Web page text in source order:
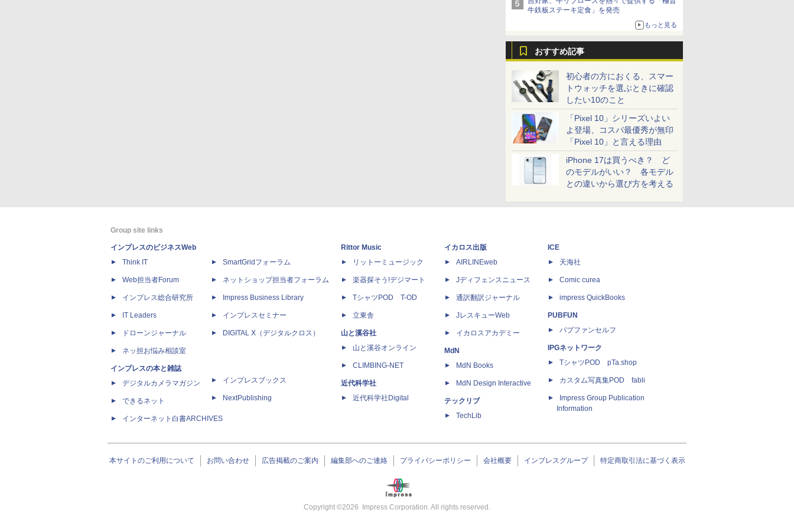
牛鉄板ステーキ定食」を発売
もっと見る
おすすめ記事
初心者の方におくる、スマー
トウォッチを選ぶときに確認
したい10のこと
「Pixel 10」シリーズいよい
よ登場、コスパ最優秀が無印
「Pixel 10」と言える理由
iPhone 17は買うべき？ ど
のモデルがいい？ 各モデル
との違いから選び方を考える
Group site links
インプレスのビジネスWeb
Think IT
Web担当者Forum
インプレス総合研究所
IT Leaders
ドローンジャーナル
ネッ担お悩み相談室
インプレスの本と雑誌
デジタルカメラマガジン
できるネット
インターネット白書ARCHIVES
SmartGridフォーラム
ネットショップ担当者フォーラム
Impress Business Library
インプレスセミナー
DIGITAL X（デジタルクロス）
インプレスブックス
NextPublishing
Rittor Music
リットーミュージック
楽器探そう!デジマート
TシャツPOD T-OD
立東舎
山と溪谷社
山と溪谷オンライン
CLIMBING-NET
近代科学社
近代科学社Digital
イカロス出版
AIRLINEweb
Jディフェンスニュース
通訳翻訳ジャーナル
JレスキューWeb
イカロスアカデミー
MdN
MdN Books
MdN Design Interactive
テックリブ
TechLib
ICE
天海社
Comic curea
impress QuickBooks
PUBFUN
パブファンセルフ
IPGネットワーク
TシャツPOD pTa.shop
カスタム写真集POD fabli
Impress Group Publication
Information
本サイトのご利用について お問い合わせ 広告掲載のご案内 編集部へのご連絡 プライバシーポリシー 会社概要 インプレスグループ 特定商取引法に基づく表示
Copyright ©2026 Impress Corporation. All rights reserved.